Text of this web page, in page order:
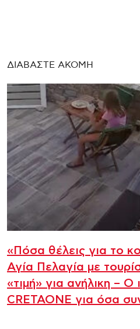
ΔΙΑΒΑΣΤΕ ΑΚΟΜΗ
«Πόσα θέλεις για το
Αγία Πελαγία με
«τιμή» για ανήλικη – Ο
CRETAONE για όσα